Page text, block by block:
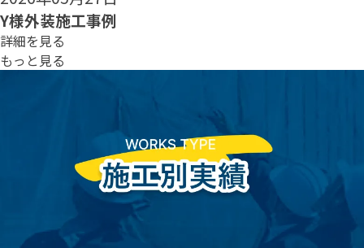
S様外装施工事例
詳細を見る
もっと見る